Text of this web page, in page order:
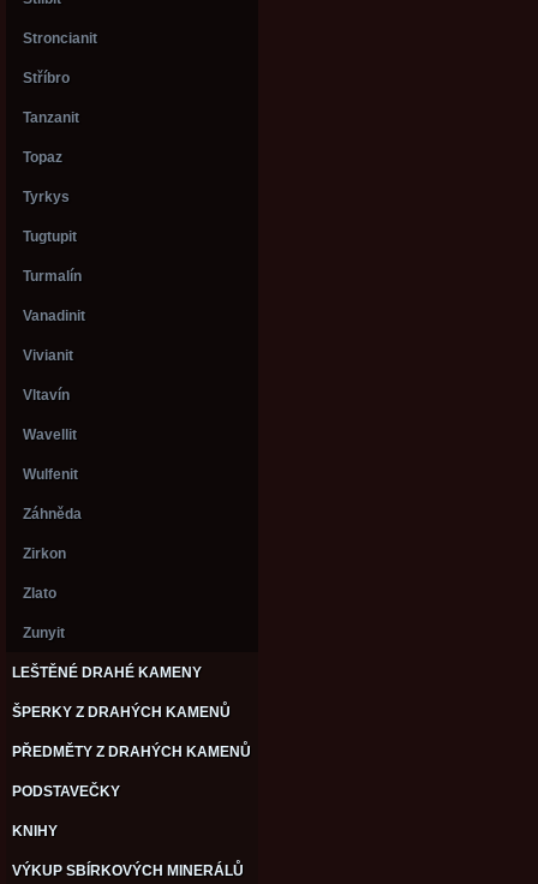
Stroncianit
Stříbro
Tanzanit
Topaz
Tyrkys
Tugtupit
Turmalín
Vanadinit
Vivianit
Vltavín
Wavellit
Wulfenit
Záhněda
Zirkon
Zlato
Zunyit
LEŠTĚNÉ DRAHÉ KAMENY
ŠPERKY Z DRAHÝCH KAMENŮ
PŘEDMĚTY Z DRAHÝCH KAMENŮ
PODSTAVEČKY
KNIHY
VÝKUP SBÍRKOVÝCH MINERÁLŮ